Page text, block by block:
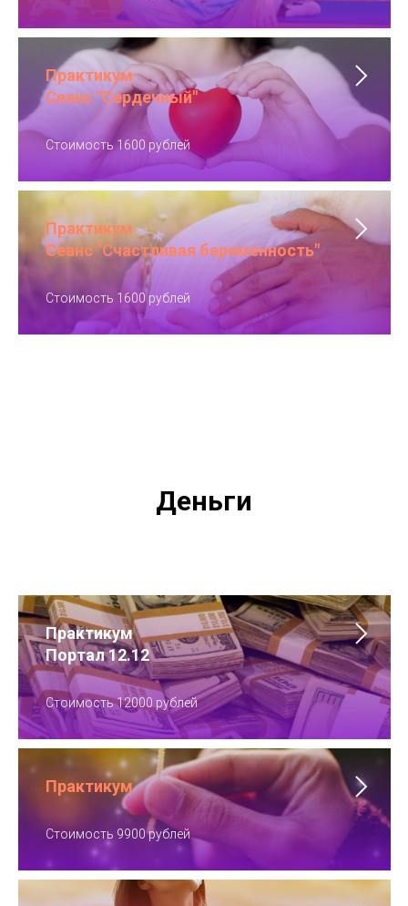
Практикум
Сеанс "Сердечный"
Стоимость 1600 рублей
Практикум
Сеанс "Счастливая беременность"
Стоимость 1600 рублей
Деньги
Практикум
Портал 12.12
Стоимость 12000 рублей
Практикум
Стоимость 9900 рублей